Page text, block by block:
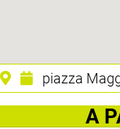
piazza
A